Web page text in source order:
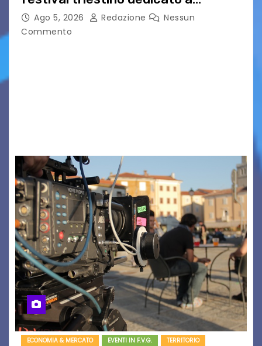
Springsteen
Ago 5, 2026 Redazione
Nessun
Commento
ECONOMIA & MERCATO EVENTI IN F.V.G. TERRITORIO